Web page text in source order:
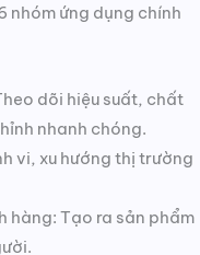
nhóm ứng dụng chính
dõi hiệu suất, chất
nhanh chóng.
vi, xu hướng thị trường
hàng: Tạo ra sản phẩm